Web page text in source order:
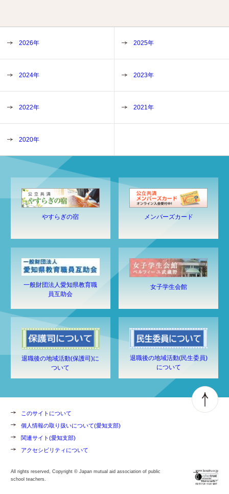
2026年 2025年
2024年 2023年
2022年 2021年
2020年
やすらぎの宿 メンバーズカード
一般財団法人愛知県教育職
員互助会
女子学生会館
退職後の地域活動(保護司)に
ついて
退職後の地域活動(民生委員)
について
このサイトについて
個人情報の取り扱いについて(愛知支部)
関連サイト(愛知支部)
アクセシビリティについて
All rights reserved, Copyright © Japan mutual aid association of public
school teachers.